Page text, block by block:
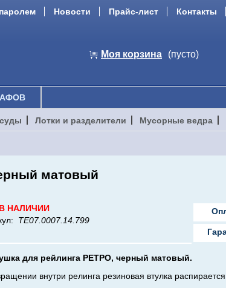
Новости Прайс-лист Контакты
Моя корзина (пусто)
Лотки и разделители Мусорные ведра
матовый
НАЛИЧИИ
TE07.0007.14.799
для рейлинга РЕТРО, черный матовый.
внутри релинга резиновая втулка